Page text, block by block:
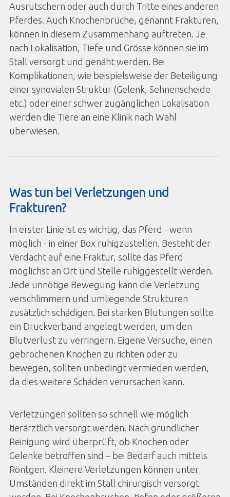
Ausrutschern oder auch durch Tritte eines anderen
Pferdes. Auch Knochenbrüche, genannt Frakturen,
können in diesem Zusammenhang auftreten. Je
nach Lokalisation, Tiefe und Grösse können sie im
Stall versorgt und genäht werden. Bei
Komplikationen, wie beispielsweise der Beteiligung
einer synovialen Struktur (Gelenk, Sehnenscheide
etc.) oder einer schwer zugänglichen Lokalisation
werden die Tiere an eine Klinik nach Wahl
überwiesen.
Was tun bei Verletzungen und
Frakturen?
In erster Linie ist es wichtig, das Pferd - wenn
möglich - in einer Box ruhigzustellen. Besteht der
Verdacht auf eine Fraktur, sollte das Pferd
möglichst an Ort und Stelle ruhiggestellt werden.
Jede unnötige Bewegung kann die Verletzung
verschlimmern und umliegende Strukturen
zusätzlich schädigen. Bei starken Blutungen sollte
ein Druckverband angelegt werden, um den
Blutverlust zu verringern. Eigene Versuche, einen
gebrochenen Knochen zu richten oder zu
bewegen, sollten unbedingt vermieden werden,
da dies weitere Schäden verursachen kann.
Verletzungen sollten so schnell wie möglich
tierärztlich versorgt werden. Nach gründlicher
Reinigung wird überprüft, ob Knochen oder
Gelenke betroffen sind – bei Bedarf auch mittels
Röntgen. Kleinere Verletzungen können unter
Umständen direkt im Stall chirurgisch versorgt